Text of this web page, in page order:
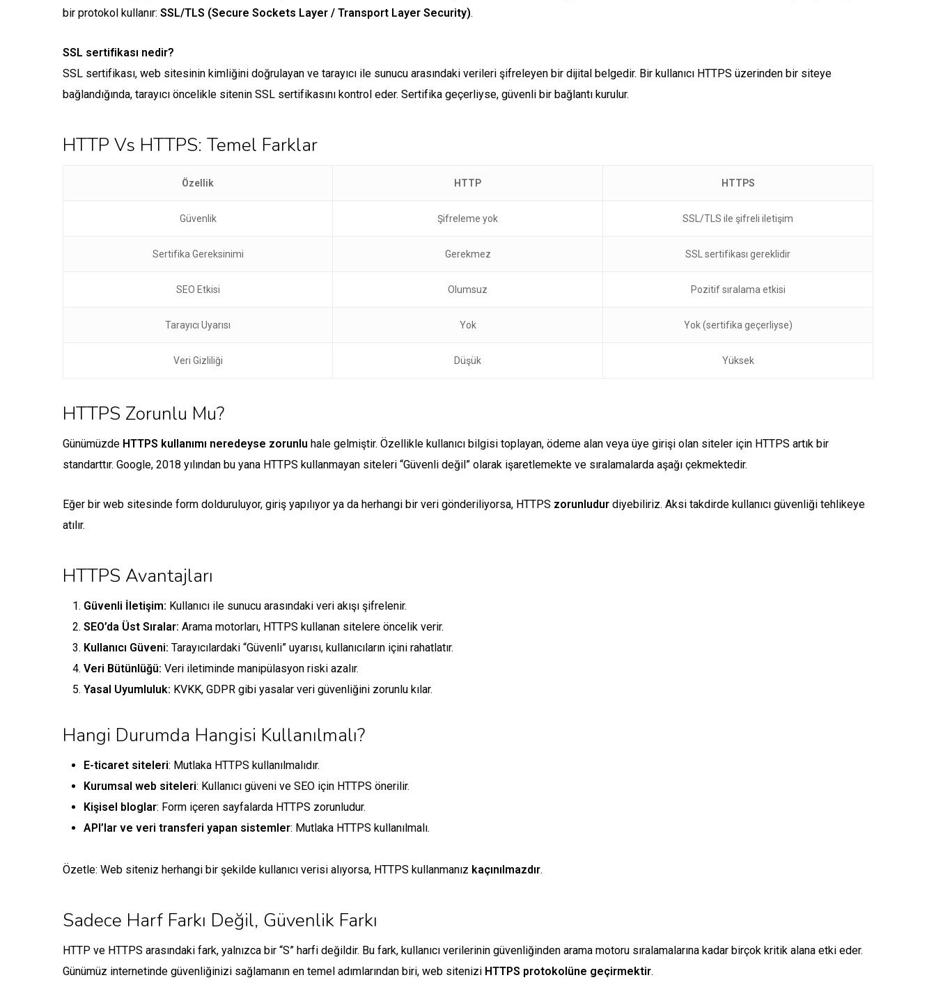
bir protokol kullanır: SSL/TLS (Secure Sockets Layer / Transport Layer Security).
SSL sertifikası nedir?
SSL sertifikası, web sitesinin kimliğini doğrulayan ve tarayıcı ile sunucu arasındaki verileri şifreleyen bir dijital belgedir. Bir kullanıcı HTTPS üzerinden bir siteye
bağlandığında, tarayıcı öncelikle sitenin SSL sertifikasını kontrol eder. Sertifika geçerliyse, güvenli bir bağlantı kurulur.
HTTP Vs HTTPS: Temel Farklar
Özellik HTTP HTTPS
Güvenlik Şifreleme yok SSL/TLS ile şifreli iletişim
Sertifika Gereksinimi Gerekmez SSL sertifikası gereklidir
SEO Etkisi Olumsuz Pozitif sıralama etkisi
Tarayıcı Uyarısı Yok Yok (sertifika geçerliyse)
Veri Gizliliği Düşük Yüksek
HTTPS Zorunlu Mu?
Günümüzde HTTPS kullanımı neredeyse zorunlu hale gelmiştir. Özellikle kullanıcı bilgisi toplayan, ödeme alan veya üye girişi olan siteler için HTTPS artık bir
standarttır. Google, 2018 yılından bu yana HTTPS kullanmayan siteleri “Güvenli değil” olarak işaretlemekte ve sıralamalarda aşağı çekmektedir.
Eğer bir web sitesinde form dolduruluyor, giriş yapılıyor ya da herhangi bir veri gönderiliyorsa, HTTPS zorunludur diyebiliriz. Aksi takdirde kullanıcı güvenliği tehlikeye
atılır.
HTTPS Avantajları
Güvenli İletişim: Kullanıcı ile sunucu arasındaki veri akışı şifrelenir.
SEO’da Üst Sıralar: Arama motorları, HTTPS kullanan sitelere öncelik verir.
Kullanıcı Güveni: Tarayıcılardaki “Güvenli” uyarısı, kullanıcıların içini rahatlatır.
Veri Bütünlüğü: Veri iletiminde manipülasyon riski azalır.
Yasal Uyumluluk: KVKK, GDPR gibi yasalar veri güvenliğini zorunlu kılar.
Hangi Durumda Hangisi Kullanılmalı?
E-ticaret siteleri: Mutlaka HTTPS kullanılmalıdır.
Kurumsal web siteleri: Kullanıcı güveni ve SEO için HTTPS önerilir.
Kişisel bloglar: Form içeren sayfalarda HTTPS zorunludur.
API’lar ve veri transferi yapan sistemler: Mutlaka HTTPS kullanılmalı.
Özetle: Web siteniz herhangi bir şekilde kullanıcı verisi alıyorsa, HTTPS kullanmanız kaçınılmazdır.
Sadece Harf Farkı Değil, Güvenlik Farkı
HTTP ve HTTPS arasındaki fark, yalnızca bir “S” harfi değildir. Bu fark, kullanıcı verilerinin güvenliğinden arama motoru sıralamalarına kadar birçok kritik alana etki eder.
Günümüz internetinde güvenliğinizi sağlamanın en temel adımlarından biri, web sitenizi HTTPS protokolüne geçirmektir.